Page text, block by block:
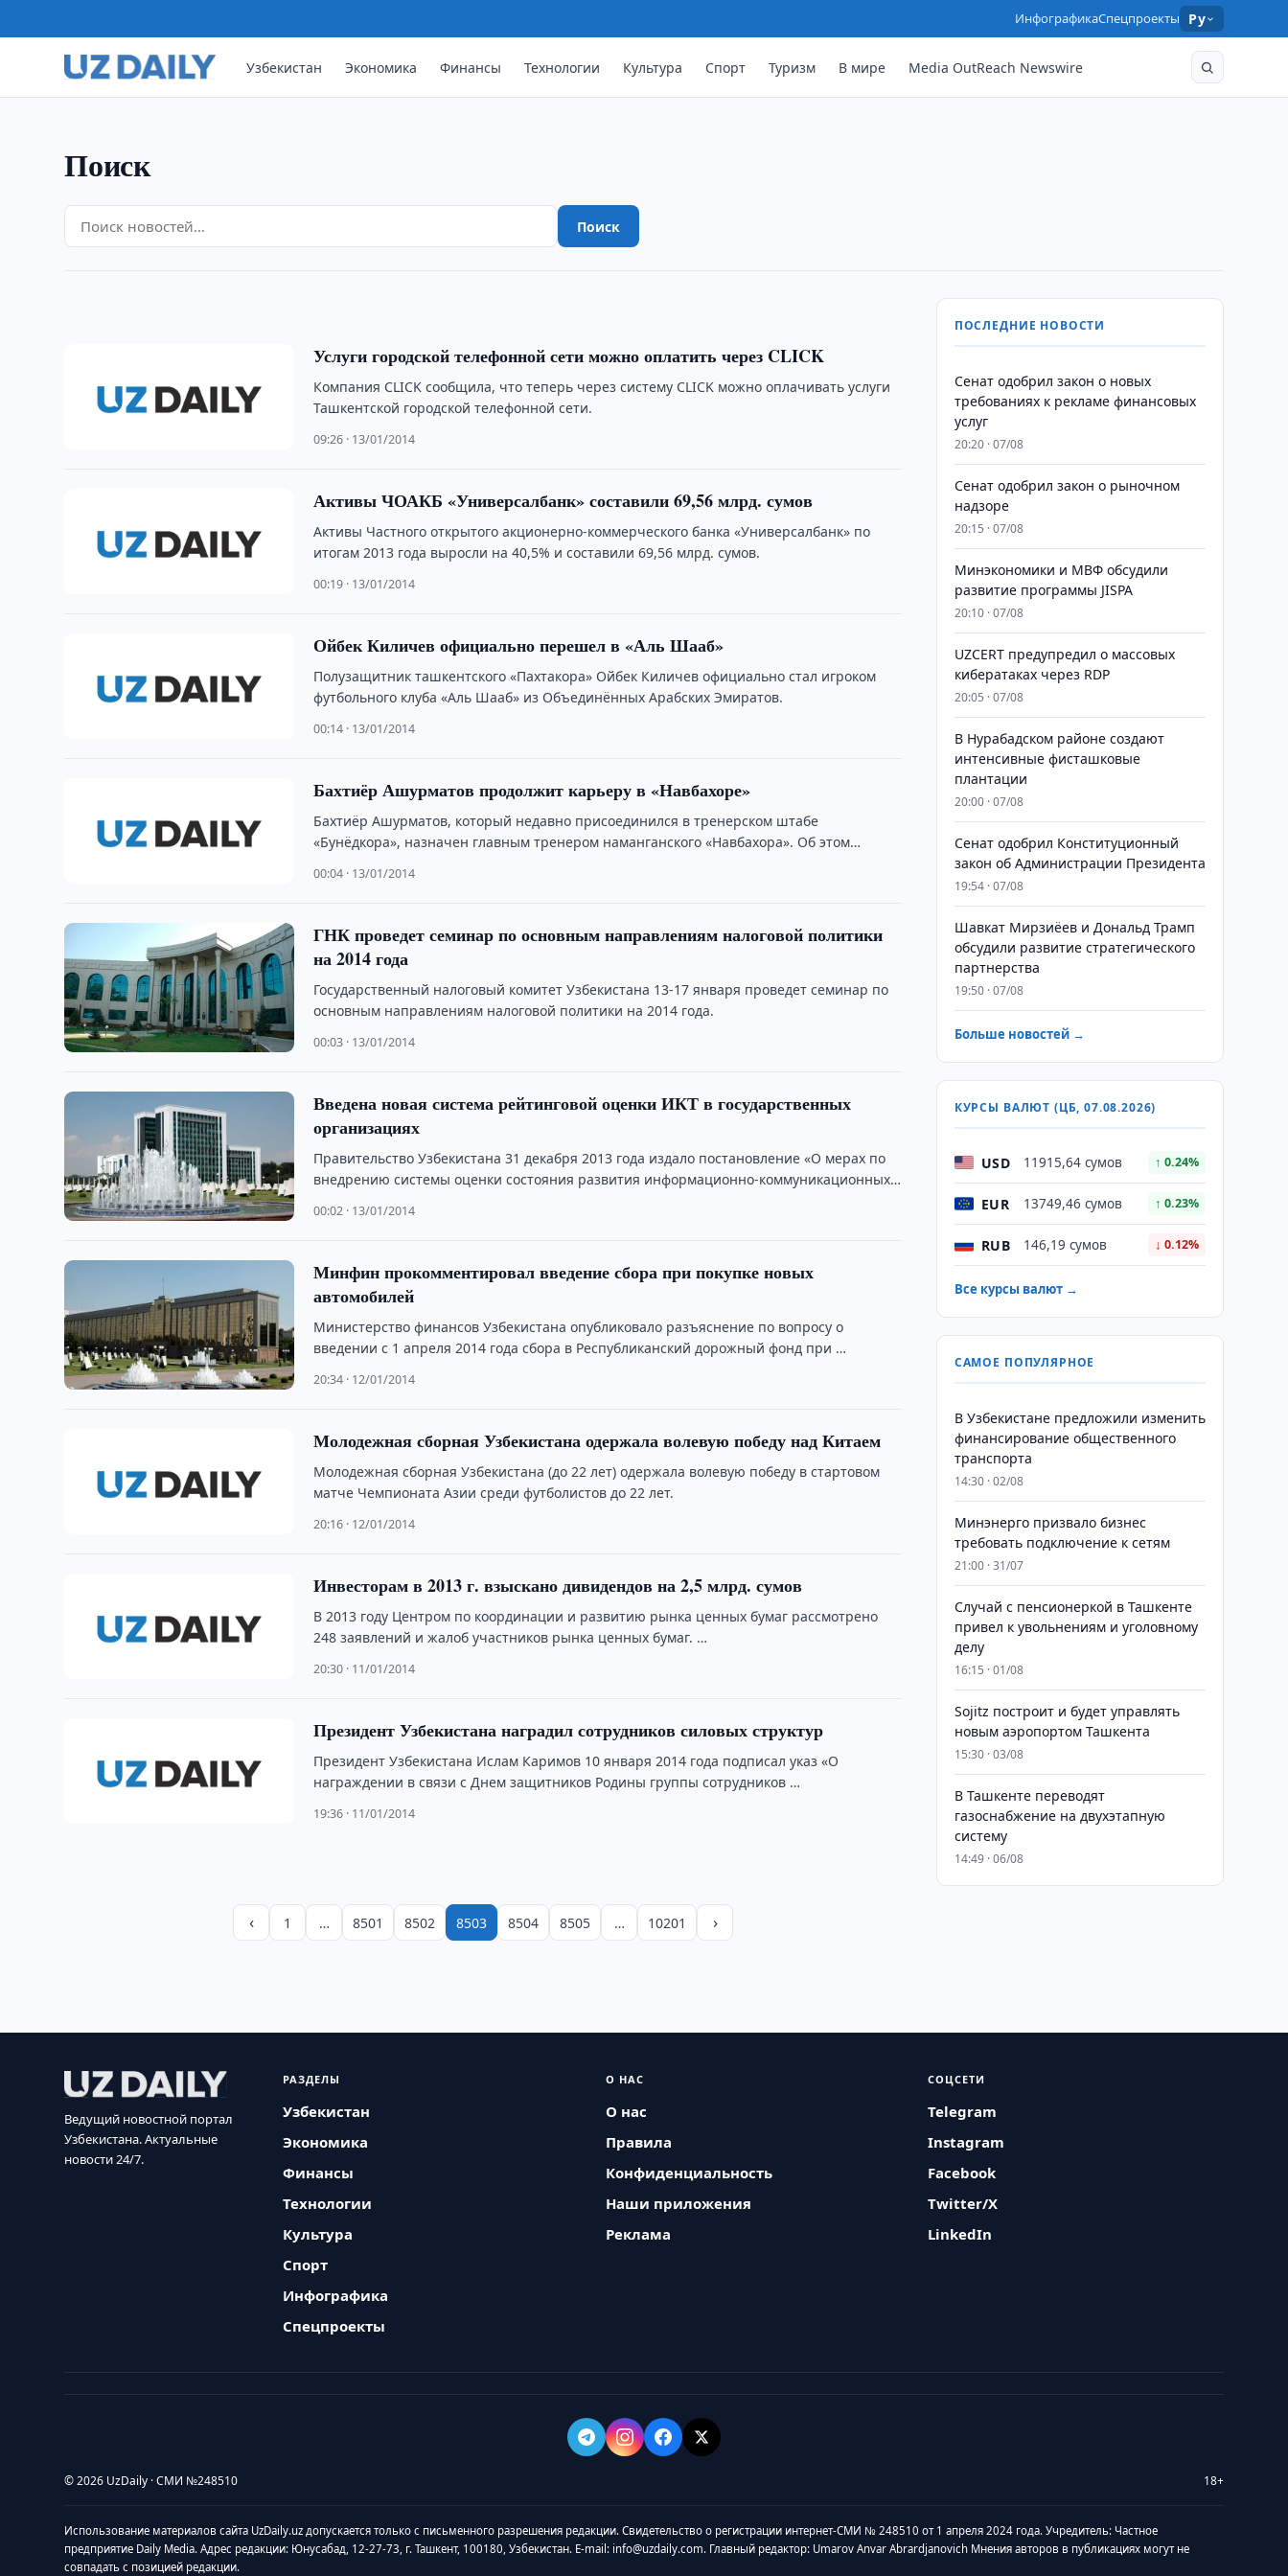
ИнфографикаСпецпроекты Ру
Узбекистан Экономика Финансы Технологии Культура Спорт Туризм В мире Media OutReach Newswire
Поиск
Поиск
Правительство пересмотрело розничные цены на бензин
Услуги городской телефонной сети можно оплатить через CLICK
Компания CLICK сообщила, что теперь через систему CLICK можно оплачивать услуги
Ташкентской городской телефонной сети.
09:26 · 13/01/2014
Активы ЧОАКБ «Универсалбанк» составили 69,56 млрд. сумов
Активы Частного открытого акционерно-коммерческого банка «Универсалбанк» по
итогам 2013 года выросли на 40,5% и составили 69,56 млрд. сумов.
00:19 · 13/01/2014
Ойбек Киличев официально перешел в «Аль Шааб»
Полузащитник ташкентского «Пахтакора» Ойбек Киличев официально стал игроком
футбольного клуба «Аль Шааб» из Объединённых Арабских Эмиратов.
00:14 · 13/01/2014
Бахтиёр Ашурматов продолжит карьеру в «Навбахоре»
Бахтиёр Ашурматов, который недавно присоединился в тренерском штабе
«Бунёдкора», назначен главным тренером наманганского «Навбахора». Об этом
00:04 · 13/01/2014
ГНК проведет семинар по основным направлениям налоговой политики
на 2014 года
Государственный налоговый комитет Узбекистана 13-17 января проведет семинар по
основным направлениям налоговой политики на 2014 года.
00:03 · 13/01/2014
Введена новая система рейтинговой оценки ИКТ в государственных
организациях
Правительство Узбекистана 31 декабря 2013 года издало постановление «О мерах по
внедрению системы оценки состояния развития информационно-коммуникационных
00:02 · 13/01/2014
Минфин прокомментировал введение сбора при покупке новых
автомобилей
Министерство финансов Узбекистана опубликовало разъяснение по вопросу о
введении с 1 апреля 2014 года сбора в Республиканский дорожный фонд при …
20:34 · 12/01/2014
Молодежная сборная Узбекистана одержала волевую победу над Китаем
Молодежная сборная Узбекистана (до 22 лет) одержала волевую победу в стартовом
матче Чемпионата Азии среди футболистов до 22 лет.
20:16 · 12/01/2014
Инвесторам в 2013 г. взыскано дивидендов на 2,5 млрд. сумов
В 2013 году Центром по координации и развитию рынка ценных бумаг рассмотрено
248 заявлений и жалоб участников рынка ценных бумаг. …
20:30 · 11/01/2014
Президент Узбекистана наградил сотрудников силовых структур
Президент Узбекистана Ислам Каримов 10 января 2014 года подписал указ «О
награждении в связи с Днем защитников Родины группы сотрудников …
19:36 · 11/01/2014
‹ 1 … 8501 8502 8503 8504 8505 … 10201 ›
ПОСЛЕДНИЕ НОВОСТИ
Сенат одобрил закон о новых
требованиях к рекламе финансовых
услуг
20:20 · 07/08
Сенат одобрил закон о рыночном
надзоре
20:15 · 07/08
Минэкономики и МВФ обсудили
развитие программы JISPA
20:10 · 07/08
UZCERT предупредил о массовых
кибератаках через RDP
20:05 · 07/08
В Нурабадском районе создают
интенсивные фисташковые
плантации
20:00 · 07/08
Сенат одобрил Конституционный
закон об Администрации Президента
19:54 · 07/08
Шавкат Мирзиёев и Дональд Трамп
обсудили развитие стратегического
партнерства
19:50 · 07/08
Больше новостей →
КУРСЫ ВАЛЮТ (ЦБ, 07.08.2026)
USD 11915,64 сумов ↑ 0.24%
EUR 13749,46 сумов ↑ 0.23%
RUB 146,19 сумов ↓ 0.12%
Все курсы валют →
САМОЕ ПОПУЛЯРНОЕ
В Узбекистане предложили изменить
финансирование общественного
транспорта
14:30 · 02/08
Минэнерго призвало бизнес
требовать подключение к сетям
21:00 · 31/07
Случай с пенсионеркой в Ташкенте
привел к увольнениям и уголовному
делу
16:15 · 01/08
Sojitz построит и будет управлять
новым аэропортом Ташкента
15:30 · 03/08
В Ташкенте переводят
газоснабжение на двухэтапную
систему
14:49 · 06/08
Ведущий новостной портал
Узбекистана. Актуальные
новости 24/7.
РАЗДЕЛЫ
Узбекистан
Экономика
Финансы
Технологии
Культура
Спорт
Инфографика
Спецпроекты
О НАС
О нас
Правила
Конфиденциальность
Наши приложения
Реклама
СОЦСЕТИ
Telegram
Instagram
Facebook
Twitter/X
LinkedIn
© 2026 UzDaily · СМИ №248510 18+
Использование материалов сайта UzDaily.uz допускается только с письменного разрешения редакции. Свидетельство о регистрации интернет-СМИ № 248510 от 1 апреля 2024 года. Учредитель: Частное
предприятие Daily Media. Адрес редакции: Юнусабад, 12-27-73, г. Ташкент, 100180, Узбекистан. E-mail: info@uzdaily.com. Главный редактор: Umarov Anvar Abrardjanovich Мнения авторов в публикациях могут не
совпадать с позицией редакции.